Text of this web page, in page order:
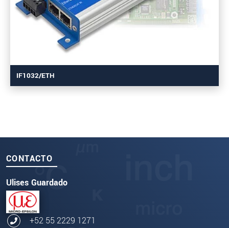
IF1032/ETH
CONTACTO
Ulises Guardado
+52 55 2229 1271